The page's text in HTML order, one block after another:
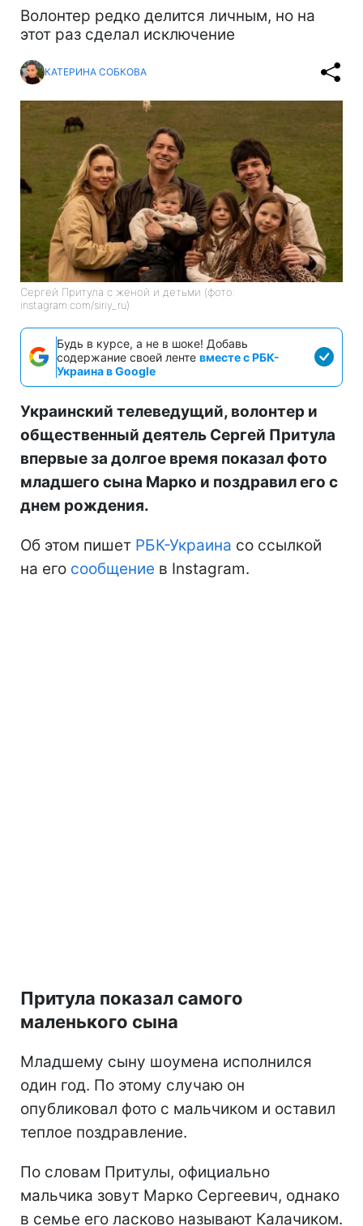
Волонтер редко делится личным, но на
этот раз сделал исключение
КАТЕРИНА СОБКОВА
Сергей Притула с женой и детьми (фото:
instagram.com/siriy_ru)
Будь в курсе, а не в шоке! Добавь
содержание своей ленте вместе с РБК-
Украина в Google
Украинский телеведущий, волонтер и
общественный деятель Сергей Притула
впервые за долгое время показал фото
младшего сына Марко и поздравил его с
днем рождения.
Об этом пишет РБК-Украина со ссылкой
на его сообщение в Instagram.
Притула показал самого
маленького сына
Младшему сыну шоумена исполнился
один год. По этому случаю он
опубликовал фото с мальчиком и оставил
теплое поздравление.
По словам Притулы, официально
мальчика зовут Марко Сергеевич, однако
в семье его ласково называют Калачиком.